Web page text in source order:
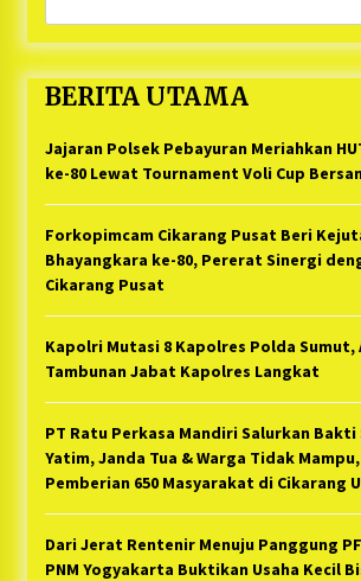
BERITA UTAMA
Jajaran Polsek Pebayuran Meriahkan
ke-80 Lewat Tournament Voli Cup
Forkopimcam Cikarang Pusat Beri
Bhayangkara ke-80, Pererat Sinergi
Cikarang Pusat
Kapolri Mutasi 8 Kapolres Polda Sumut,
Tambunan Jabat Kapolres Langkat
PT Ratu Perkasa Mandiri Salurkan Bakti
Yatim, Janda Tua & Warga Tidak
Pemberian 650 Masyarakat di Cikarang
Dari Jerat Rentenir Menuju Panggung
PNM Yogyakarta Buktikan Usaha Kecil